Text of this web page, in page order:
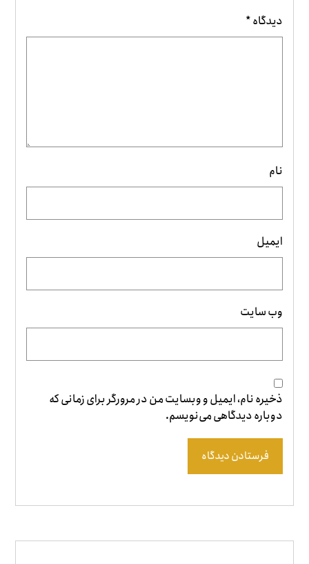
دیدگاه*
نام
ایمیل
وب‌ سایت
ذخیره نام، ایمیل و وبسایت من در مرورگر برای زمانی که
دوباره دیدگاهی می‌نویسم.
فرستادن دیدگاه